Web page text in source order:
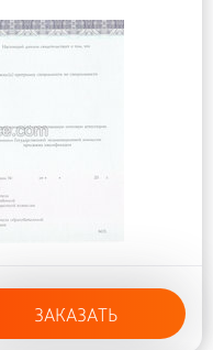
ЗАКАЗАТЬ